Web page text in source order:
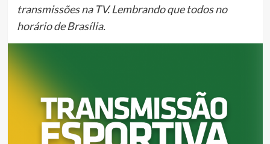
transmissões na TV. Lembrando que todos no
horário de Brasília.